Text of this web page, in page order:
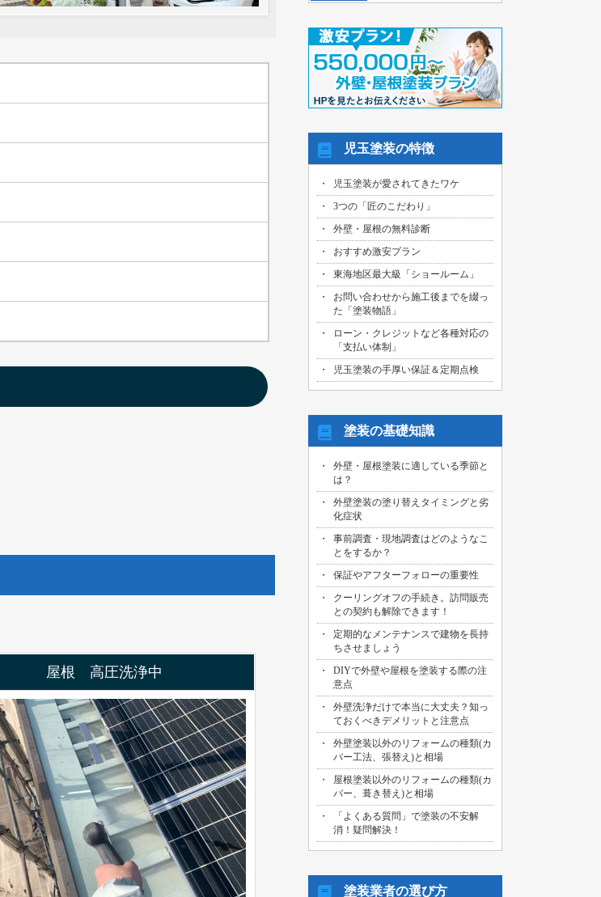
屋根 高圧洗浄中
2026/08/01
名古屋市千種区のお客様より、外壁その
他塗装工事の御見積依頼を頂きました！
2026/08/01
名古屋市中川区のお客様より、雨漏れ修
2026/08/01
名古屋市名東区のお客様より、換気ファ
2026/08/01
名古屋市東区のお客様より、外壁その他
塗装工事の御見積依頼を頂きました！
2026/08/01
名古屋市天白区のお客様より、屋根外壁
その他塗装、ベランダ防水工事の御見積
依頼を頂きました！
2026/07/31
名古屋市東区のお客様より、原状回復工
事の御見積依頼を頂きました！
2026/07/31
2026/07/31
塗装工事の御見積依頼を頂きました！
2026/07/31
名古屋市守山区のお客様より、屋根塗装
工事の御見積依頼を頂きました！
2026/07/29
愛知県知多市のお客様より、外壁塗装・
ベランダ防水工事の御見積依頼を頂きま
した！
2026/07/29
名古屋市中川区のお客様より、外壁その
他塗装工事の御見積依頼を頂きました！
2026/07/31
海部郡大治町のお客様より、屋根・外壁
その他塗装工事の御見積依頼を頂きまし
た！
2026/07/30
名古屋市名東区のお客様より、屋上バル
コニー防水工事の御見積依頼を頂きまし
た！
2026/07/29
名古屋市千種区のお客様より、エントラ
ンス雨漏り修繕工事の御見積依頼を頂き
児玉塗装の特徴
児玉塗装が愛されてきたワケ
3つの「匠のこだわり」
外壁・屋根の無料診断
おすすめ激安プラン
東海地区最大級「ショールーム」
お問い合わせから施工後までを綴っ
た「塗装物語」
ローン・クレジットなど各種対応の
「支払い体制」
児玉塗装の手厚い保証＆定期点検
塗装の基礎知識
外壁・屋根塗装に適している季節と
は？
外壁塗装の塗り替えタイミングと劣
化症状
事前調査・現地調査はどのようなこ
とをするか？
保証やアフターフォローの重要性
クーリングオフの手続き。訪問販売
との契約も解除できます！
定期的なメンテナンスで建物を長持
ちさせましょう
DIYで外壁や屋根を塗装する際の注
意点
外壁洗浄だけで本当に大丈夫？知っ
ておくべきデメリットと注意点
外壁塗装以外のリフォームの種類(カ
バー工法、張替え)と相場
屋根塗装以外のリフォームの種類(カ
バー、葺き替え)と相場
「よくある質問」で塗装の不安解
消！疑問解決！
塗装業者の選び方